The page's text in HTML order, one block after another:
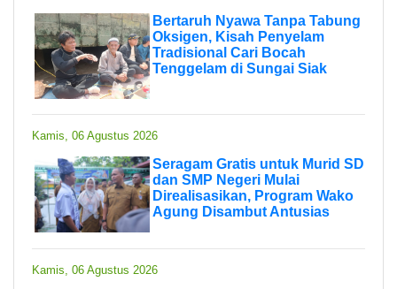
Bertaruh Nyawa Tanpa Tabung
Oksigen, Kisah Penyelam
Tradisional Cari Bocah
Tenggelam di Sungai Siak
Kamis, 06 Agustus 2026
Seragam Gratis untuk Murid SD
dan SMP Negeri Mulai
Direalisasikan, Program Wako
Agung Disambut Antusias
Kamis, 06 Agustus 2026